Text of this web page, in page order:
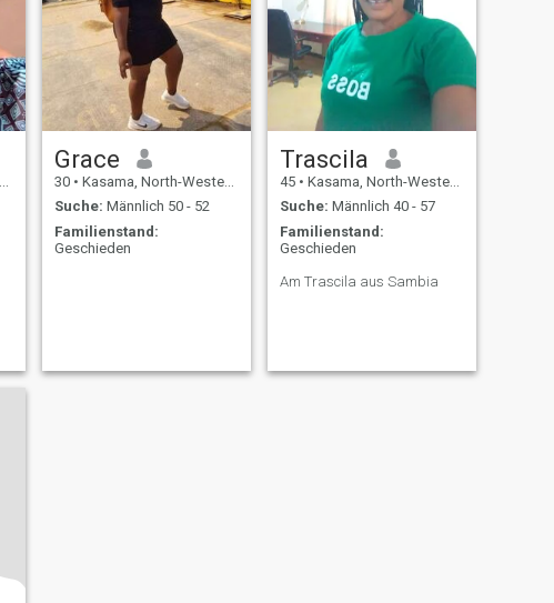
Grace
30 • Kasama, North-Western, Sambia
Suche: Männlich 50 - 52
Familienstand:
Geschieden
Trascila
45 • Kasama, North-Western, Sambia
Suche: Männlich 40 - 57
Familienstand:
Geschieden
Am Trascila aus Sambia